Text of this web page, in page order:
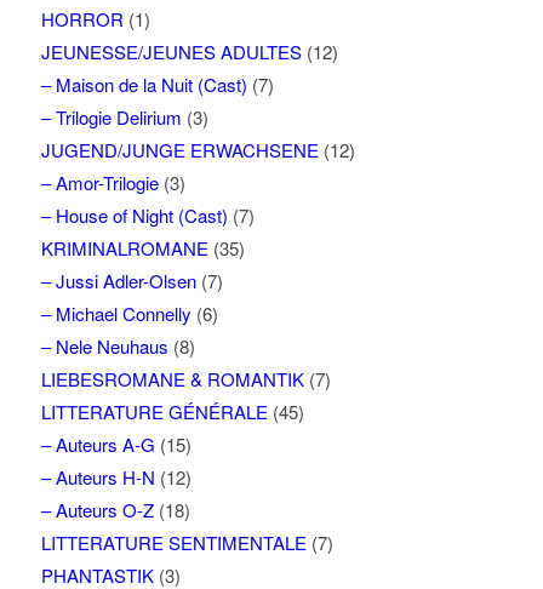
HORROR (1)
JEUNESSE/JEUNES ADULTES(12)
– Maison de la Nuit (Cast) (7)
– Trilogie Delirium (3)
JUGEND/JUNGE ERWACHSENE (12)
– Amor-Trilogie(3)
– House of Night (Cast) (7)
KRIMINALROMANE (35)
– Jussi Adler-Olsen(7)
– Michael Connelly (6)
– Nele Neuhaus (8)
LIEBESROMANE & ROMANTIK(7)
LITTERATURE GÉNÉRALE (45)
– Auteurs A-G (15)
– Auteurs H-N (12)
– Auteurs O-Z(18)
LITTERATURE SENTIMENTALE (7)
PHANTASTIK(3)